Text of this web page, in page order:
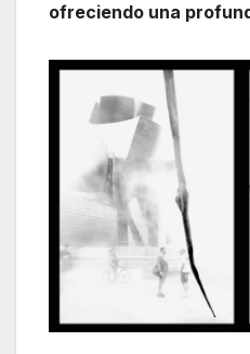
ofreciendo una